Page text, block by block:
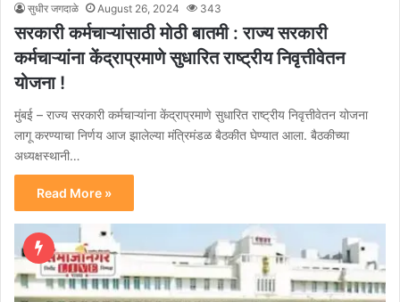
सुधीर जगदाळे August 26, 2024 343
सरकारी कर्मचाऱ्यांसाठी मोठी बातमी : राज्य सरकारी
कर्मचाऱ्यांना केंद्राप्रमाणे सुधारित राष्ट्रीय निवृत्तीवेतन
योजना !
मुंबई – राज्य सरकारी कर्मचाऱ्यांना केंद्राप्रमाणे सुधारित राष्ट्रीय निवृत्तीवेतन योजना
लागू करण्याचा निर्णय आज झालेल्या मंत्रिमंडळ बैठकीत घेण्यात आला. बैठकीच्या
अध्यक्षस्थानी…
Read More »